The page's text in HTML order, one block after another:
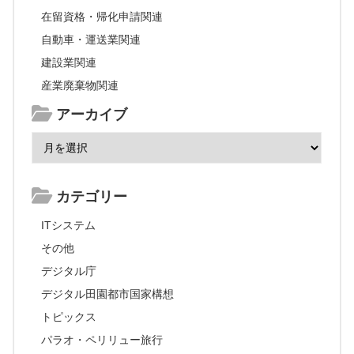
在留資格・帰化申請関連
自動車・運送業関連
建設業関連
産業廃棄物関連
アーカイブ
カテゴリー
ITシステム
その他
デジタル庁
デジタル田園都市国家構想
トピックス
パラオ・ペリリュー旅行